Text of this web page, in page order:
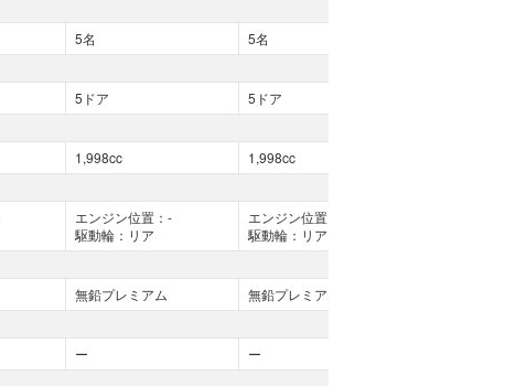
5名 5名
5ドア 5ドア
1,998cc 1,998cc
エンジン位置：-
駆動輪：リア
エンジン位置：-
駆動輪：リア
無鉛プレミアム 無鉛プレミアム
ー ー